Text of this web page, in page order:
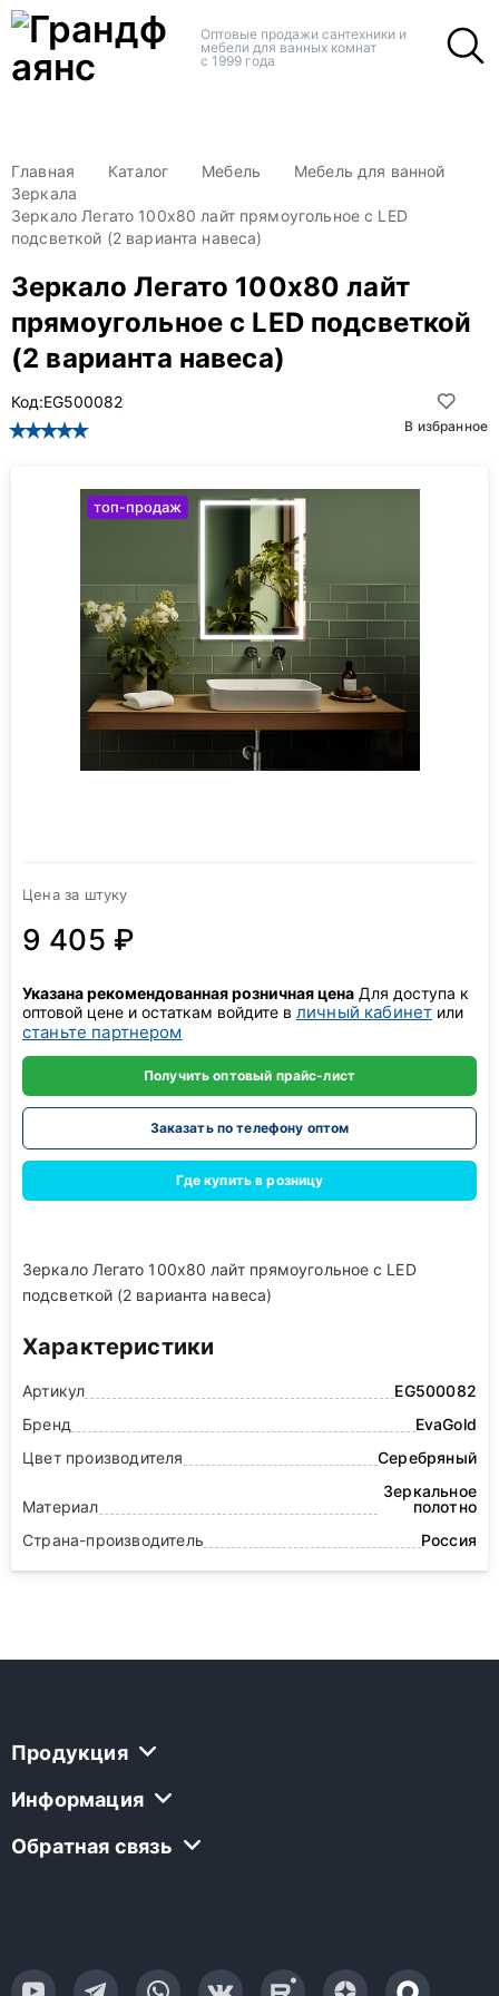
Оптовые продажи сантехники и
мебели для ванных комнат
с 1999 года
Главная Каталог Мебель
Мебель для ванной
Зеркала
Зеркало Легато 100x80 лайт прямоугольное с LED
подсветкой (2 варианта навеса)
Зеркало Легато 100x80 лайт
прямоугольное с LED подсветкой
(2 варианта навеса)
В избранное
Код:EG500082
топ-продаж
Цена за штуку
9 405 ₽
Указана рекомендованная розничная цена Для доступа к
оптовой цене и остаткам войдите в личный кабинет или
станьте партнером
Получить оптовый прайс-лист
Заказать по телефону оптом
Где купить в розницу
Зеркало Легато 100x80 лайт прямоугольное с LED
подсветкой (2 варианта навеса)
Характеристики
Артикул
EG500082
Бренд
EvaGold
Цвет производителя
Серебряный
Материал
Зеркальное
полотно
Страна-производитель
Россия
Продукция
Информация
Обратная связь